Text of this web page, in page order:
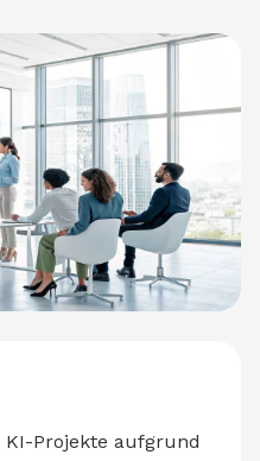
KI-Projekte aufgrund